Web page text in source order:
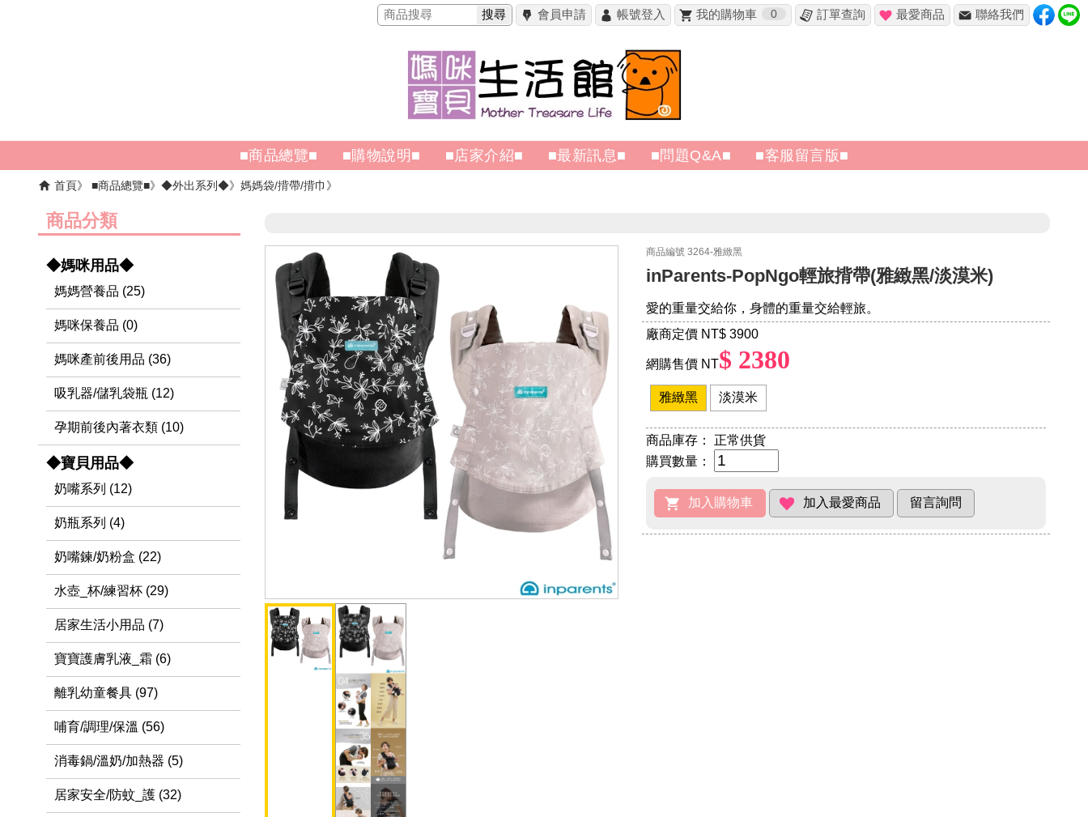
搜尋 會員申請 帳號登入 我的購物車 0 訂單查詢 最愛商品 聯絡我們
■商品總覽■ ■購物說明■ ■店家介紹■ ■最新訊息■ ■問題Q&A■ ■客服留言版■
首頁 ■商品總覽■ ◆外出系列◆ 媽媽袋/揹帶/揹巾
✖
商品編號 3264-雅緻黑
inParents-PopNgo輕旅揹帶(雅緻黑/淡漠米)
愛的重量交給你，身體的重量交給輕旅。
廠商定價 NT$ 3900
網購售價 NT$ 2380
雅緻黑 淡漠米
商品庫存：
正常供貨
購買數量：
商品分類
◆媽咪用品◆
媽媽營養品 (25)
媽咪保養品 (0)
媽咪產前後用品 (36)
吸乳器/儲乳袋瓶 (12)
孕期前後內著衣類 (10)
◆寶貝用品◆
奶嘴系列 (12)
奶瓶系列 (4)
奶嘴鍊/奶粉盒 (22)
水壺_杯/練習杯 (29)
居家生活小用品 (7)
寶寶護膚乳液_霜 (6)
離乳幼童餐具 (97)
哺育/調理/保溫 (56)
消毒鍋/溫奶/加熱器 (5)
居家安全/防蚊_護 (32)